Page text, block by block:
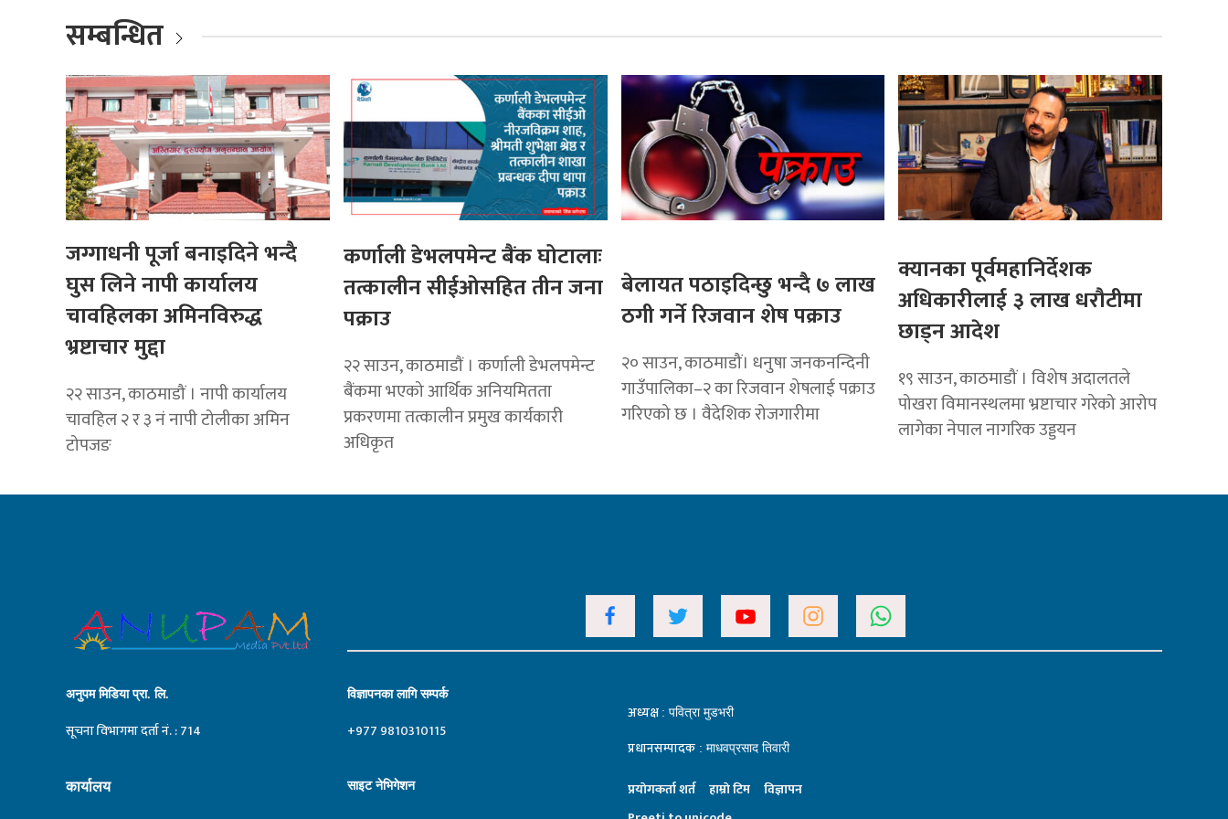
सम्बन्धित
जग्गाधनी पूर्जा बनाइदिने भन्दै
घुस लिने नापी कार्यालय
चावहिलका अमिनविरुद्ध
भ्रष्टाचार मुद्दा
२२ साउन, काठमाडौं । नापी कार्यालय
चावहिल २ र ३ नं नापी टोलीका अमिन
टोपजङ
कर्णाली डेभलपमेन्ट बैंक घोटालाः
तत्कालीन सीईओसहित तीन जना
पक्राउ
२२ साउन, काठमाडाैं । कर्णाली डेभलपमेन्ट
बैंकमा भएको आर्थिक अनियमितता
प्रकरणमा तत्कालीन प्रमुख कार्यकारी
अधिकृत
बेलायत पठाइदिन्छु भन्दै ७ लाख
ठगी गर्ने रिजवान शेष पक्राउ
२० साउन, काठमाडौं। धनुषा जनकनन्दिनी
गाउँपालिका–२ का रिजवान शेषलाई पक्राउ
गरिएको छ । वैदेशिक रोजगारीमा
क्यानका पूर्वमहानिर्देशक
अधिकारीलाई ३ लाख धरौटीमा
छाड्न आदेश
१९ साउन, काठमाडौं । विशेष अदालतले
पोखरा विमानस्थलमा भ्रष्टाचार गरेको आरोप
लागेका नेपाल नागरिक उड्डयन
अनुपम मिडिया प्रा. लि.
सूचना विभागमा दर्ता नं. : 714
कार्यालय
विज्ञापनका लागि सम्पर्क
+977 9810310115
साइट नेभिगेशन
अध्यक्ष : पवित्रा मुडभरी
प्रधानसम्पादक : माधवप्रसाद तिवारी
प्रयाेगकर्ता शर्त हाम्राे टिम
विज्ञापन